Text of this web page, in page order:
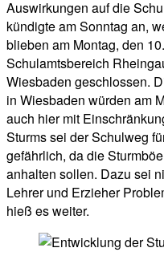
Auswirkungen auf die
kündigte am Sonntag an,
blieben am Montag, den
Schulamtsbereich
Wiesbaden geschlossen.
in Wiesbaden würden am
auch hier mit
Sturms sei der Schulweg
gefährlich, da die
anhalten sollen. Dazu sei
Lehrer und Erzieher
hieß es weiter.